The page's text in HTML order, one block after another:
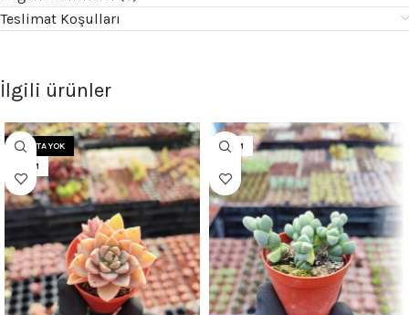
Teslimat Koşulları
İlgili ürünler
STOKTA YOK
5.5CM
5.5CM